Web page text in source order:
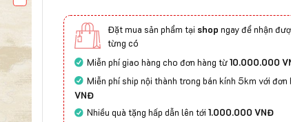
Đặt mua sản phẩm tại shop ngay để nhận
từng có
Miễn phí giao hàng cho đơn hàng từ10.000.000
Miễn phí ship nội thành trong bán kính 5km với đơn
VNĐ
Nhiều quà tặng hấp dẫn lên tới 1.000.000 VNĐ